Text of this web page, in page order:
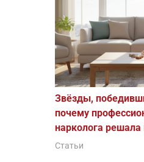
Звёзды,
почему
нарколога решала
Статьи